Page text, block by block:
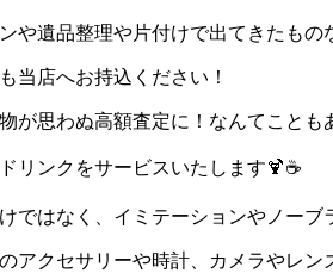
や遺品整理や片付けで出てきたもの
当店へお持込ください！
が思わぬ高額査定に！なんてことも
リンクをサービスいたします🍹☕
ではなく、イミテーションやノーブ
アクセサリーや時計、カメラやレ